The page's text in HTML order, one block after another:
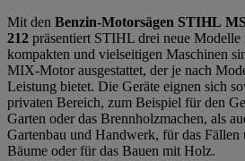
Mit den Benzin-Motorsägen STIHL
212 präsentiert STIHL drei neue
kompakten und vielseitigen Maschinen
MIX-Motor ausgestattet, der je nach
Leistung bietet. Die Geräte eignen sich
privaten Bereich, zum Beispiel für den
Garten oder das Brennholzmachen, als
Gartenbau und Handwerk, für das Fällen
Bäume oder für das Bauen mit Holz.